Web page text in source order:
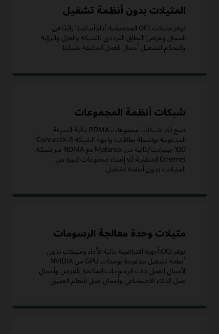
المثيلات بدون أنظمة تشغيل
توفر مثيلات OCI المخصصة أداءً أساسيًا رائدًا في
المجال وعرض النطاق الترددي للشبكة والعزل والرؤية
والتحكم لتشغيل أحمال العمل المكثفة حسابيًا.
شبكات أنظمة المجموعات
تتيح لك شبكات مجموعات RDMA عالية السرعة
المدعومة بواسطة بطاقات واجهة الشبكة ConnectX-5
100 جيجابت/ثانية من Mellanox مع RDMA عبر شبكة
Ethernet المتقاربة v2 إنشاء مجموعات كبيرة من
المثيلات بدون أنظمة تشغيل.
مثيلات وحدة معالجة الرسومات
توفر OCI أجهزة افتراضية عالية الأداء ومثيلات بدون
أنظمة تشغيل مدعومة بوحدات GPU من NVIDIA
لأحمال العمل ذات الرسومات المكثفة للعرض وأحمال
عمل الذكاء الاصطناعي وأحمال عمل التعلم العميق.